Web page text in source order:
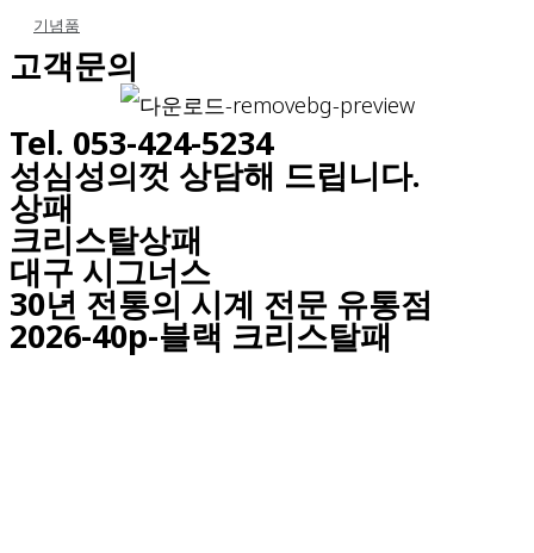
기념품
고객문의
Tel. 053-424-5234
성심성의껏 상담해 드립니다.
상패
크리스탈상패
대구 시그너스
30년 전통의 시계 전문 유통점
2026-40p-블랙 크리스탈패